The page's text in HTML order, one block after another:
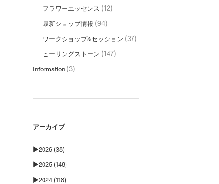
フラワーエッセンス (12)
最新ショップ情報 (94)
ワークショップ&セッション (37)
ヒーリングストーン (147)
Information(3)
アーカイブ
►2026 (38)
►2025 (148)
►2024 (118)